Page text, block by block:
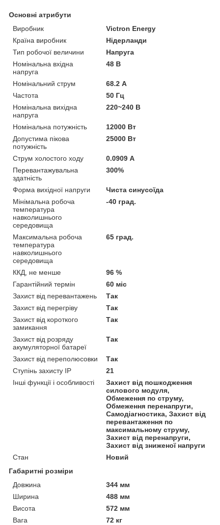
Основні атрибути
Виробник
Victron Energy
Країна виробник
Нідерланди
Тип робочої величини
Напруга
Номінальна вхідна
напруга
48 В
Номінальний струм
68.2 А
Частота
50 Гц
Номінальна вихідна
напруга
220~240 В
Номінальна потужність
12000 Вт
Допустима пікова
потужність
25000 Вт
Струм холостого ходу
0.0909 А
Перевантажувальна
здатність
300%
Форма вихідної напруги
Чиста синусоїда
Мінімальна робоча
температура
навколишнього
середовища
-40 град.
Максимальна робоча
температура
навколишнього
середовища
65 град.
ККД, не менше
96 %
Гарантійний термін
60 міс
Захист від перевантажень
Так
Захист від перегріву
Так
Захист від короткого
замикання
Так
Захист від розряду
акумуляторної батареї
Так
Захист від переполюсовки
Так
Ступінь захисту IP
21
Інші функції і особливості
Захист від пошкодження
силового модуля,
Обмеження по струму,
Обмеження перенапруги,
Самодіагностика, Захист від
перевантаження по
максимальному струму,
Захист від перенапруги,
Захист від зниженої напруги
Стан
Новий
Габаритні розміри
Довжина
344 мм
Ширина
488 мм
Висота
572 мм
Вага
72 кг